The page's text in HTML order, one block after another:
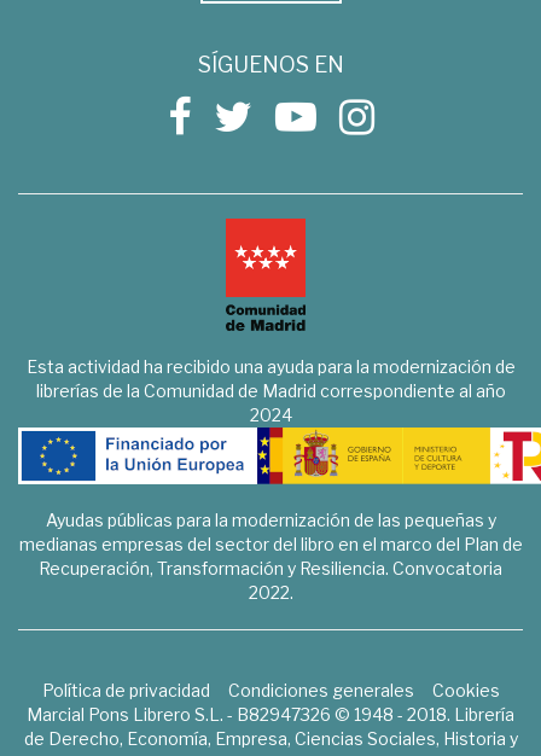
SÍGUENOS EN
Esta actividad ha recibido una ayuda para la modernización de
librerías de la Comunidad de Madrid correspondiente al año
2024
Ayudas públicas para la modernización de las pequeñas y
medianas empresas del sector del libro en el marco del Plan de
Recuperación, Transformación y Resiliencia. Convocatoria
2022.
Política de privacidad Condiciones generales
Cookies
Marcial Pons Librero S.L. - B82947326 © 1948 - 2018. Librería
de Derecho, Economía, Empresa, Ciencias Sociales, Historia y